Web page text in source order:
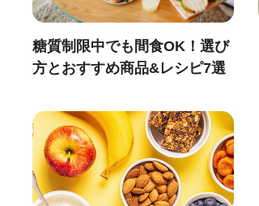
糖質制限中でも間食OK！選び
方とおすすめ商品&レシピ7選